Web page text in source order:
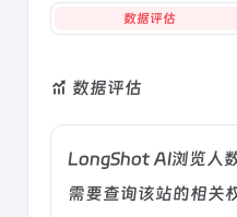
数据评估
数据评估
LongShot AI浏览人
需要查询该站的相关